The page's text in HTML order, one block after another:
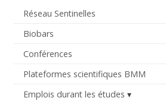
Réseau Sentinelles
Biobars
Conférences
Plateformes scientifiques BMM
Emplois durant les études